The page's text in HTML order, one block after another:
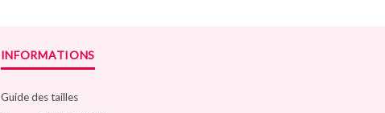
INFORMATIONS
Guide des tailles